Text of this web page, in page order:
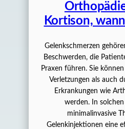
Kortison,
Gelenkschmerzen
Beschwerden, die
Praxen führen. Sie
Verletzungen als auch
Erkrankungen wie
werden. In
minimalinvasive
Gelenkinjektionen eine